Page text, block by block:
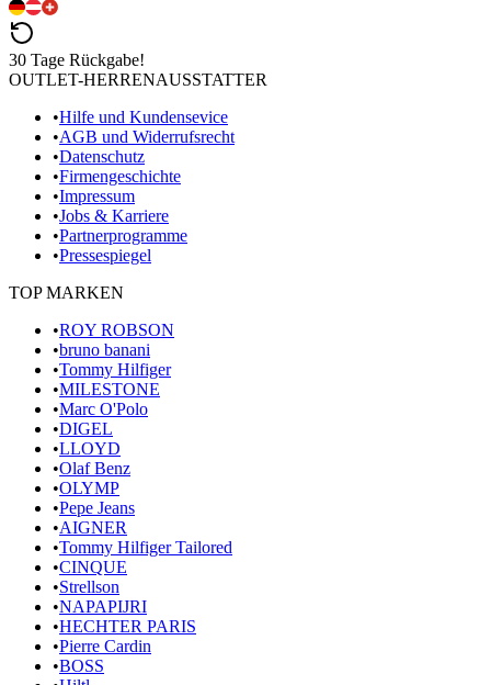
30 Tage Rückgabe!
OUTLET-HERRENAUSSTATTER
•Hilfe und Kundensevice
•AGB und Widerrufsrecht
•Datenschutz
•Firmengeschichte
•Impressum
•Jobs & Karriere
•Partnerprogramme
•Pressespiegel
TOP MARKEN
•ROY ROBSON
•bruno banani
•Tommy Hilfiger
•MILESTONE
•Marc O'Polo
•DIGEL
•LLOYD
•Olaf Benz
•OLYMP
•Pepe Jeans
•AIGNER
•Tommy Hilfiger Tailored
•CINQUE
•Strellson
•NAPAPIJRI
•HECHTER PARIS
•Pierre Cardin
•BOSS